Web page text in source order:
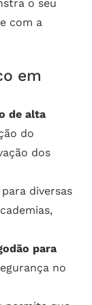
o seu
com a
em
de alta
do
dos
diversas
para
no